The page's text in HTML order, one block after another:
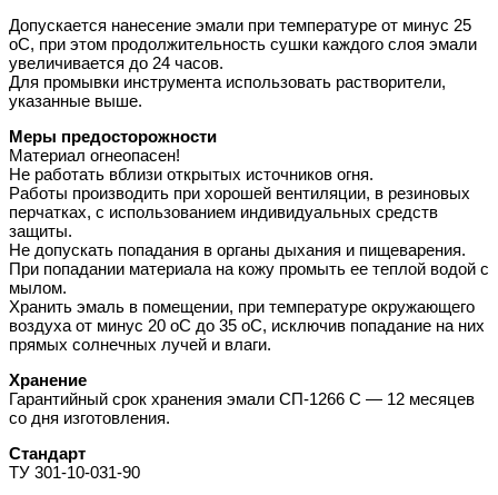
Допускается нанесение эмали при температуре от минус 25
оС, при этом продолжительность сушки каждого слоя эмали
увеличивается до 24 часов.
Для промывки инструмента использовать растворители,
указанные выше.
Меры предосторожности
Материал огнеопасен!
Не работать вблизи открытых источников огня.
Работы производить при хорошей вентиляции, в резиновых
перчатках, с использованием индивидуальных средств
защиты.
Не допускать попадания в органы дыхания и пищеварения.
При попадании материала на кожу промыть ее теплой водой с
мылом.
Хранить эмаль в помещении, при температуре окружающего
воздуха от минус 20 оС до 35 оС, исключив попадание на них
прямых солнечных лучей и влаги.
Хранение
Гарантийный срок хранения эмали СП-1266 С — 12 месяцев
со дня изготовления.
Стандарт
ТУ 301-10-031-90